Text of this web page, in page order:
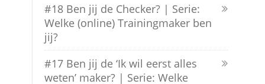
#18 Ben jij de Checker? | Serie:
Welke (online) Trainingmaker ben
jij?
#17 Ben jij de ‘Ik wil eerst alles
weten’ maker? | Serie: Welke